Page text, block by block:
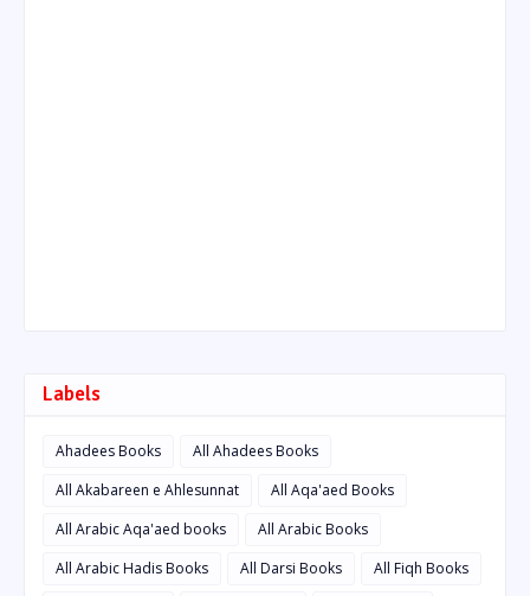
Labels
Ahadees Books
All Ahadees Books
All Akabareen e Ahlesunnat
All Aqa'aed Books
All Arabic Aqa'aed books
All Arabic Books
All Arabic Hadis Books
All Darsi Books
All Fiqh Books